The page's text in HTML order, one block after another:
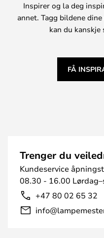
Inspirer og la deg
annet. Tagg bildene
kan du
FÅ
Trenger du
Kundeservice
08.30 - 16.00
+47 80 02 65 32